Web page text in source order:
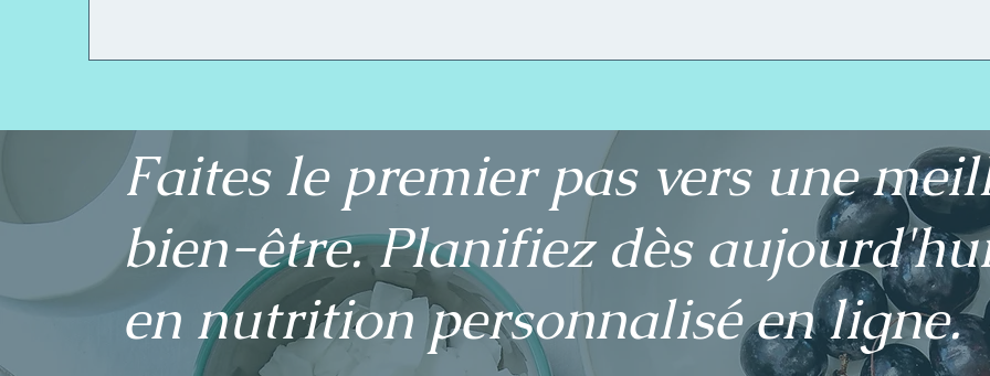
Faites le premier pas vers une
bien-être. Planifiez dès
en nutrition personnalisé en ligne.